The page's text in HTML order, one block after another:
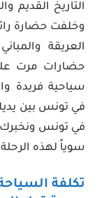
التاريخ القديم
وخلفت حضارة
العريقة
حضارات مرت
سياحية فريدة
في تونس بين
في تونس ونخبرك
سوياً لهذه
تكلفة